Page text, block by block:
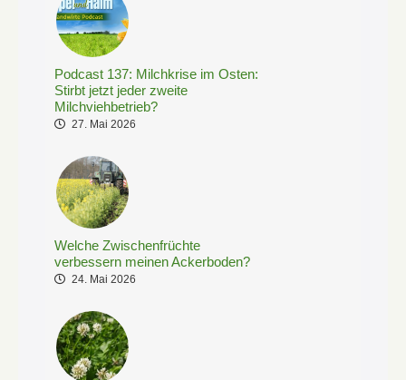
Podcast 137: Milchkrise im Osten:
Stirbt jetzt jeder zweite
Milchviehbetrieb?
27. Mai 2026
Welche Zwischenfrüchte
verbessern meinen Ackerboden?
24. Mai 2026